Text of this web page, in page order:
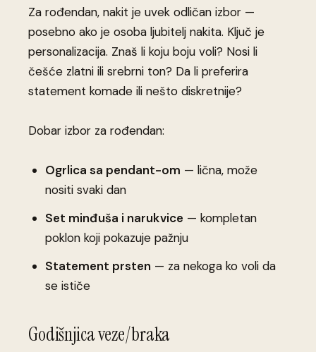
Za rođendan, nakit je uvek odličan izbor —
posebno ako je osoba ljubitelj nakita. Ključ je
personalizacija. Znaš li koju boju voli? Nosi li
češće zlatni ili srebrni ton? Da li preferira
statement komade ili nešto diskretnije?
Dobar izbor za rođendan:
Ogrlica sa pendant-om — lična, može
nositi svaki dan
Set minđuša i narukvice — kompletan
poklon koji pokazuje pažnju
Statement prsten — za nekoga ko voli da
se ističe
Godišnjica veze/braka